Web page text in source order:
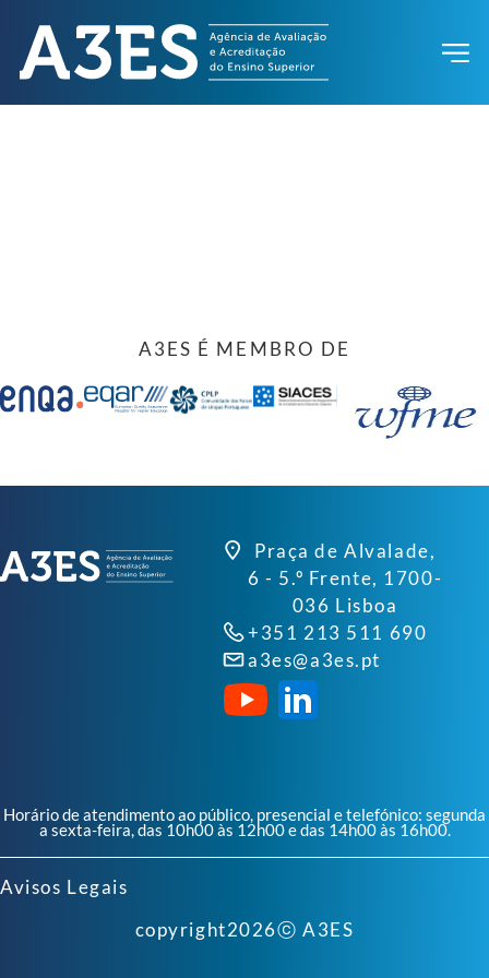
A3ES É MEMBRO DE
Praça de Alvalade,
6 - 5.º Frente, 1700-
036 Lisboa
+351 213 511 690
a3es@a3es.pt
Horário de atendimento ao público, presencial e telefónico: segunda
a sexta-feira, das 10h00 às 12h00 e das 14h00 às 16h00.
Avisos Legais
copyright2026ⓒ A3ES